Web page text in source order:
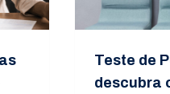
Teste de
descubra